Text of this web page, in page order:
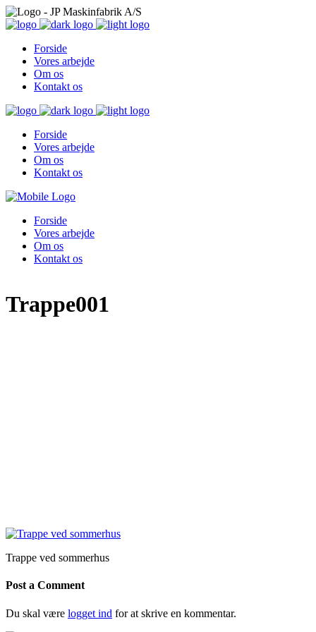
Forside
Vores arbejde
Om os
Kontakt os
Forside
Vores arbejde
Om os
Kontakt os
Forside
Vores arbejde
Om os
Kontakt os
Trappe001
Trappe ved sommerhus
Post a Comment
Du skal være logget ind for at skrive en kommentar.